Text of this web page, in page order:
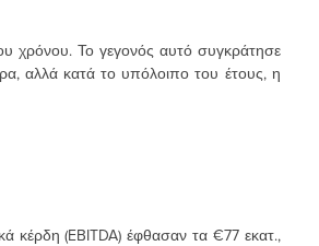
χρόνου. Το γεγονός αυτό συγκράτησε
αλλά κατά το υπόλοιπο του έτους, η
κέρδη (EBITDA) έφθασαν τα €77 εκατ.,